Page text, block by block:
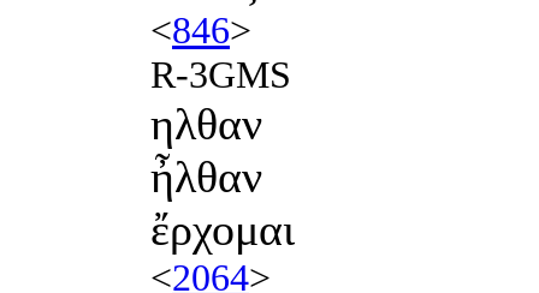
<846>
R-3GMS
ηλθαν
ἦλθαν
ἔρχομαι
<2064>